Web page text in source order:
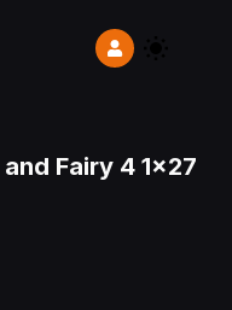
Fairy 4 1x27